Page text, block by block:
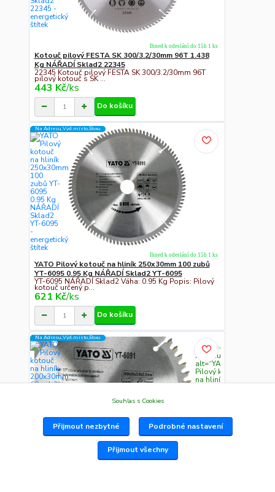
Kotouč pilový FESTA SK 300/3.2/30mm 96T 1.438
Kg NÁŘADÍ Sklad2 22345
22345 Kotouč pilový FESTA SK 300/3.2/30mm 96T
pilový kotouč s SK ...
443 Kč/ks
Ihned k odeslání do 15h 1 ks
Do košíku
Na Adresu,Výd.místo,Boxu
YATO Pilový kotouč na hliník 250x30mm 100 zubů
YT-6095 0.95 Kg NÁŘADÍ Sklad2 YT-6095
YT-6095 NÁŘADÍ Sklad2 Váha: 0.95 Kg Popis: Pilový
kotouč určený p...
621 Kč/ks
Ihned k odeslání do 15h 1 ks
Do košíku
Na Adresu,Výd.místo,Boxu
" class="c311
img-fluid"
alt="YATO
Pilový kotouč
na hliník
Sklad2 YT-
6091"
width="300"
Souhlas s Cookies
Přijmout nezbytné Podrobné nastavení
Přijmout všechny